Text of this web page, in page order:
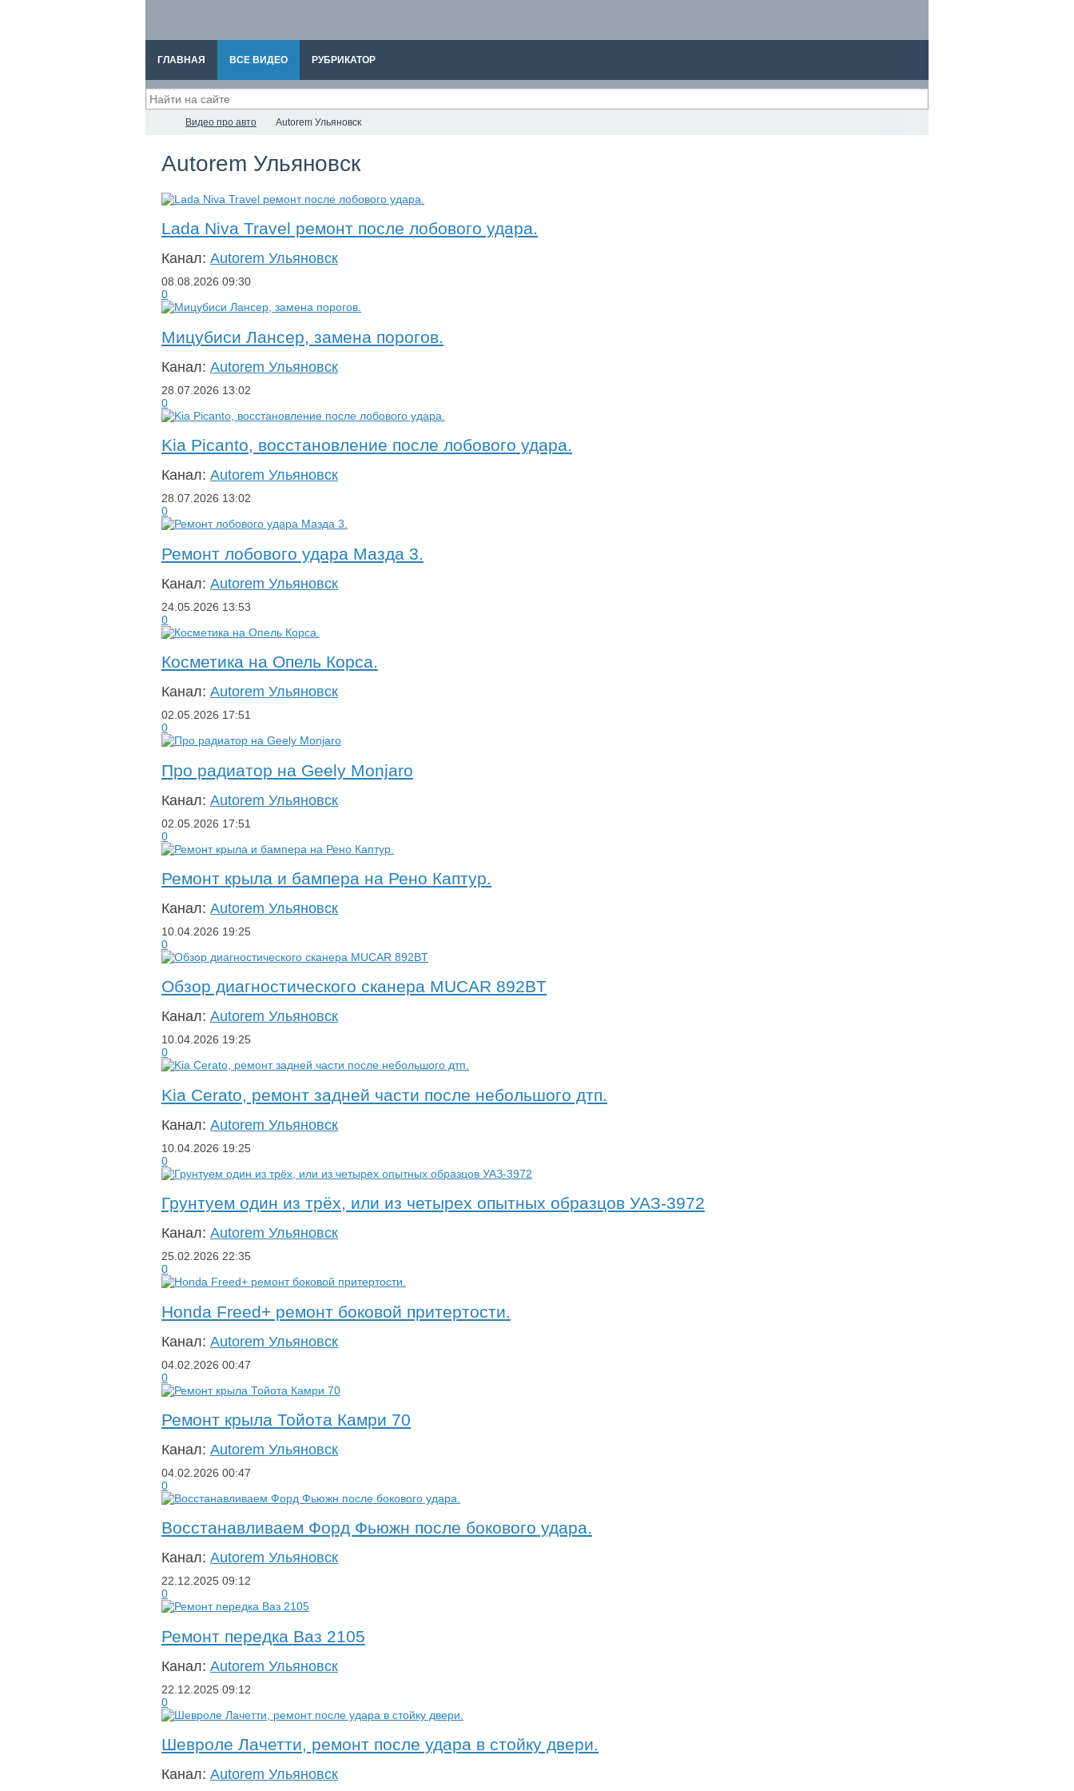
ГЛАВНАЯ ВСЕ ВИДЕО РУБРИКАТОР
Видео про авто Autorem Ульяновск
Autorem Ульяновск
Lada Niva Travel ремонт после лобового удара.
Канал: Autorem Ульяновск
08.08.2026 09:30
0
Мицубиси Лансер, замена порогов.
Канал: Autorem Ульяновск
28.07.2026 13:02
0
Kia Picanto, восстановление после лобового удара.
Канал: Autorem Ульяновск
28.07.2026 13:02
0
Ремонт лобового удара Мазда 3.
Канал: Autorem Ульяновск
24.05.2026 13:53
0
Косметика на Опель Корса.
Канал: Autorem Ульяновск
02.05.2026 17:51
0
Про радиатор на Geely Monjaro
Канал: Autorem Ульяновск
02.05.2026 17:51
0
Ремонт крыла и бампера на Рено Каптур.
Канал: Autorem Ульяновск
10.04.2026 19:25
0
Обзор диагностического сканера MUCAR 892BT
Канал: Autorem Ульяновск
10.04.2026 19:25
0
Kia Cerato, ремонт задней части после небольшого дтп.
Канал: Autorem Ульяновск
10.04.2026 19:25
0
Грунтуем один из трёх, или из четырех опытных образцов УАЗ-3972
Канал: Autorem Ульяновск
25.02.2026 22:35
0
Honda Freed+ ремонт боковой притертости.
Канал: Autorem Ульяновск
04.02.2026 00:47
0
Ремонт крыла Тойота Камри 70
Канал: Autorem Ульяновск
04.02.2026 00:47
0
Восстанавливаем Форд Фьюжн после бокового удара.
Канал: Autorem Ульяновск
22.12.2025 09:12
0
Ремонт передка Ваз 2105
Канал: Autorem Ульяновск
22.12.2025 09:12
0
Шевроле Лачетти, ремонт после удара в стойку двери.
Канал: Autorem Ульяновск